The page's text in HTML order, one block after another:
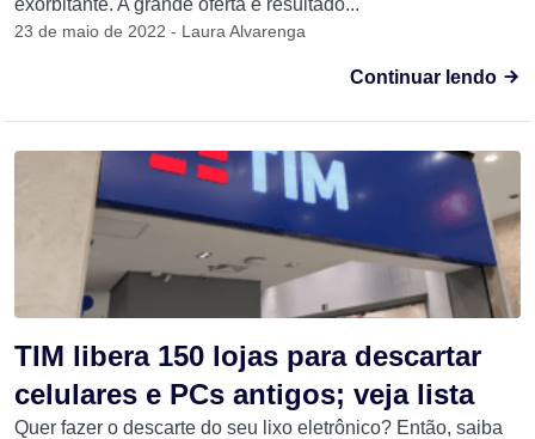
exorbitante. A grande oferta é resultado...
23 de maio de 2022 - Laura Alvarenga
Continuar lendo
TIM libera 150 lojas para descartar
celulares e PCs antigos; veja lista
Quer fazer o descarte do seu lixo eletrônico? Então, saiba